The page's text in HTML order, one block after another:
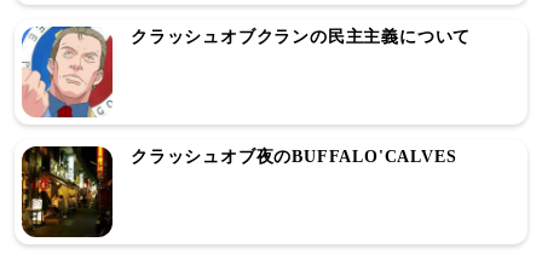
クラッシュオブクランの民主主義について
クラッシュオブ夜のBUFFALO'CALVES